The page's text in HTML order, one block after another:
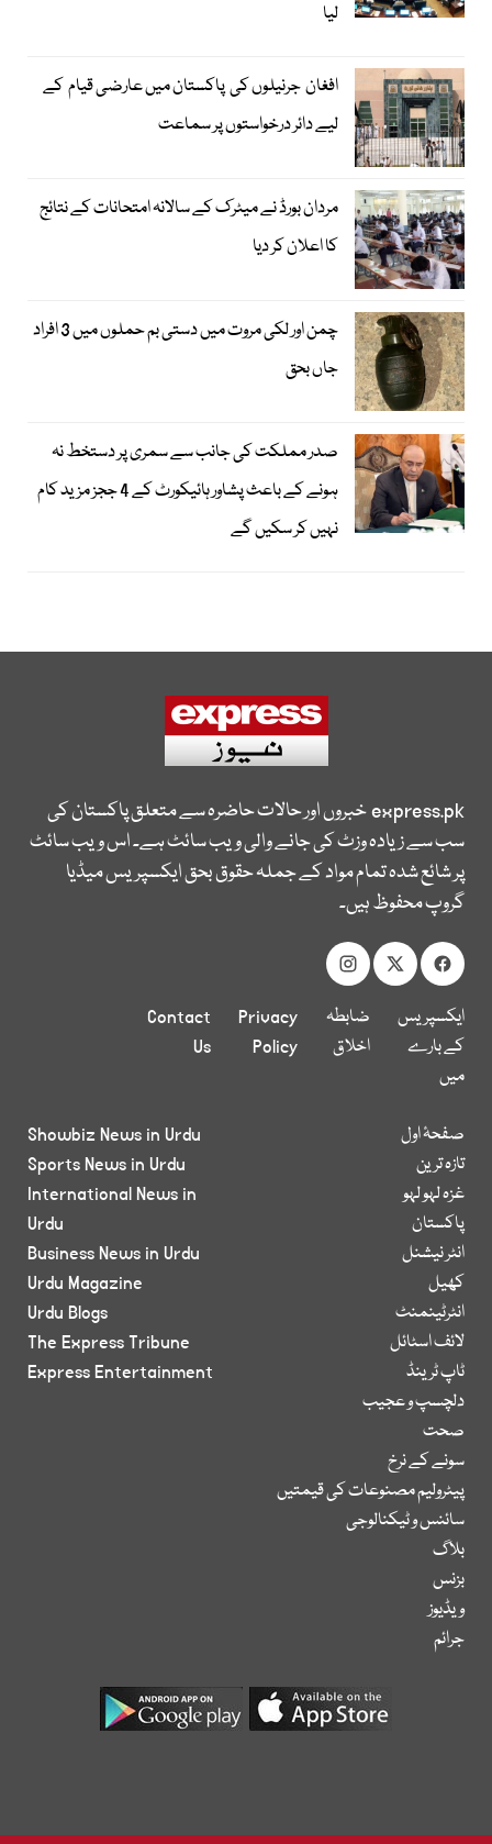
لیا
افغان جرنیلوں کی پاکستان میں عارضی قیام کے
لیے دائر درخواستوں پر سماعت
مردان بورڈ نے میٹرک کے سالانہ امتحانات کے نتائج
کا اعلان کر دیا
چمن اور لکی مروت میں دستی بم حملوں میں 3 افراد
جاں بحق
صدر مملکت کی جانب سے سمری پر دستخط نہ
ہونے کے باعث پشاور ہائیکورٹ کے 4 ججز مزید کام
نہیں کر سکیں گے
express.pkخبروں اور حالات حاضرہ سے متعلق پاکستان کی
سب سے زیادہ وزٹ کی جانے والی ویب سائٹ ہے۔ اس ویب سائٹ
پر شائع شدہ تمام مواد کے جملہ حقوق بحق ایکسپریس میڈیا
گروپ محفوظ ہیں۔
ایکسپریس
کے بارے
میں
ضابطہ
اخلاق
Privacy
Policy
Contact
Us
صفحۂ اول
تازہ ترین
غزہ لہو لہو
پاکستان
انٹر نیشنل
کھیل
انٹرٹینمنٹ
لائف اسٹائل
ٹاپ ٹرینڈ
دلچسپ و عجیب
صحت
سونے کے نرخ
پیٹرولیم مصنوعات کی قیمتیں
سائنس و ٹیکنالوجی
بلاگ
بزنس
ویڈیوز
جرائم
Showbiz News in Urdu
Sports News in Urdu
International News in
Urdu
Business News in Urdu
Urdu Magazine
Urdu Blogs
The Express Tribune
Express Entertainment